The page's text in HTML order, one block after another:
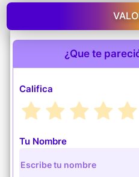
¿Que te
Califica
Tu Nombre